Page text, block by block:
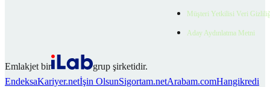
Müşteri Yetkilisi Veri
Aday Aydınlatma Metni
Emlakjet bir
grup şirketidir.
EndeksaKariyer.netİşin OlsunSigortam.netArabam.comHangikredi